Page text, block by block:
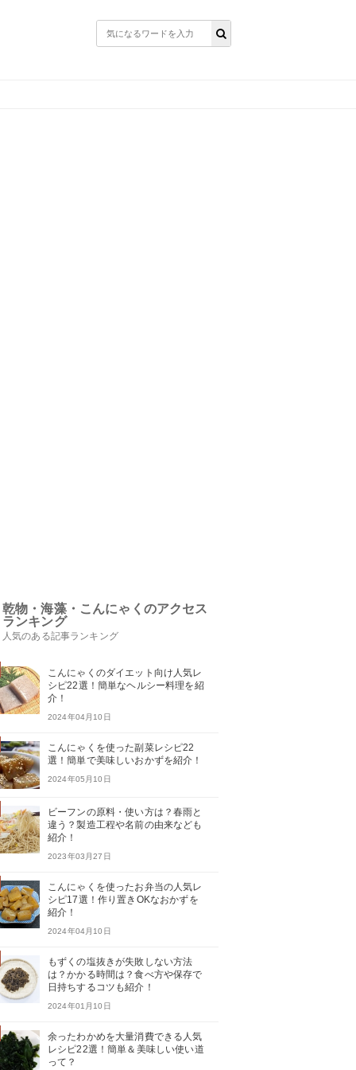
乾物・海藻・こんにゃくのアクセス
ランキング
人気のある記事ランキング
こんにゃくのダイエット向け人気レ
シピ22選！簡単なヘルシー料理を紹
介！
2024年04月10日
こんにゃくを使った副菜レシピ22
選！簡単で美味しいおかずを紹介！
2024年05月10日
ビーフンの原料・使い方は？春雨と
違う？製造工程や名前の由来なども
紹介！
2023年03月27日
こんにゃくを使ったお弁当の人気レ
シピ17選！作り置きOKなおかずを
紹介！
2024年04月10日
もずくの塩抜きが失敗しない方法
は？かかる時間は？食べ方や保存で
日持ちするコツも紹介！
2024年01月10日
余ったわかめを大量消費できる人気
レシピ22選！簡単＆美味しい使い道
って？